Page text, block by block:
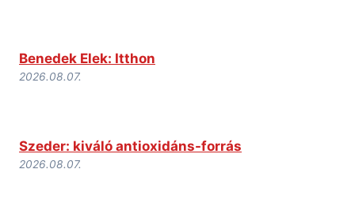
Benedek Elek: Itthon
2026.08.07.
Szeder: kiváló antioxidáns-forrás
2026.08.07.